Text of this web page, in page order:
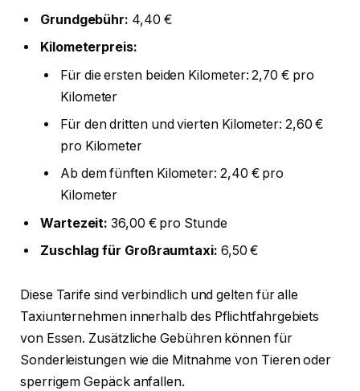
Grundgebühr: 4,40 €
Kilometerpreis:
Für die ersten beiden Kilometer: 2,70 € pro
Kilometer
Für den dritten und vierten Kilometer: 2,60 €
pro Kilometer
Ab dem fünften Kilometer: 2,40 € pro
Kilometer
Wartezeit: 36,00 € pro Stunde
Zuschlag für Großraumtaxi: 6,50 €
Diese Tarife sind verbindlich und gelten für alle
Taxiunternehmen innerhalb des Pflichtfahrgebiets
von Essen. Zusätzliche Gebühren können für
Sonderleistungen wie die Mitnahme von Tieren oder
sperrigem Gepäck anfallen.